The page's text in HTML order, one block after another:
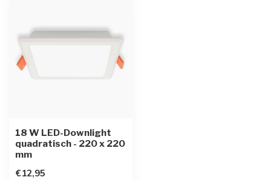
18 W LED-Downlight
quadratisch - 220 x 220
mm
€12,95